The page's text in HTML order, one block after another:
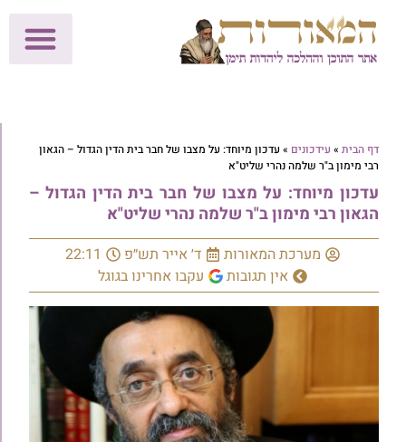
דף הבית » עידכונים » עדכון מיוחד: על מצבו של חבר בית הדין הגדול – הגאון
רבי מימון ב"ר שלמה נהרי שליט"א
עדכון מיוחד: על מצבו של חבר בית הדין הגדול –
הגאון רבי מימון ב"ר שלמה נהרי שליט"א
מערכת המאורות ד׳ אייר תש״פ
22:11
אין תגובות
עקבו אחרינו בגוגל